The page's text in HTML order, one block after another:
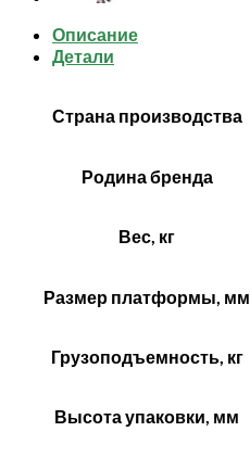
BDDJ-
1300
Описание
Детали
Страна производства
Родина бренда
Вес, кг
Размер платформы, мм
Грузоподъемность, кг
Высота упаковки, мм